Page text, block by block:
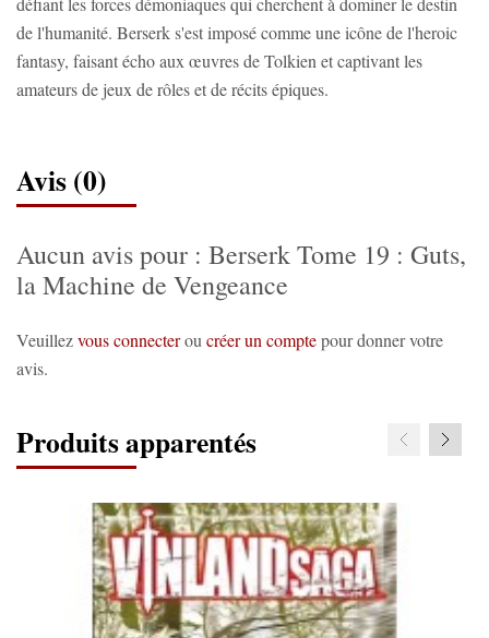
de l'humanité. Berserk s'est imposé comme une icône de l'heroic
fantasy, faisant écho aux œuvres de Tolkien et captivant les
amateurs de jeux de rôles et de récits épiques.
Avis (0)
Aucun avis pour : Berserk Tome 19 : Guts,
la Machine de Vengeance
Veuillezvous connecterou créer un comptepour donner votre
avis.
Produits apparentés